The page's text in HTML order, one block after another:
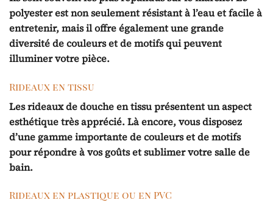
polyester est non seulement résistant à l’eau et facile à
entretenir, mais il offre également une grande
diversité de couleurs et de motifs qui peuvent
illuminer votre pièce.
Rideaux en tissu
Les rideaux de douche en tissu présentent un aspect
esthétique très apprécié. Là encore, vous disposez
d’une gamme importante de couleurs et de motifs
pour répondre à vos goûts et sublimer votre salle de
bain.
Rideaux en plastique ou en PVC